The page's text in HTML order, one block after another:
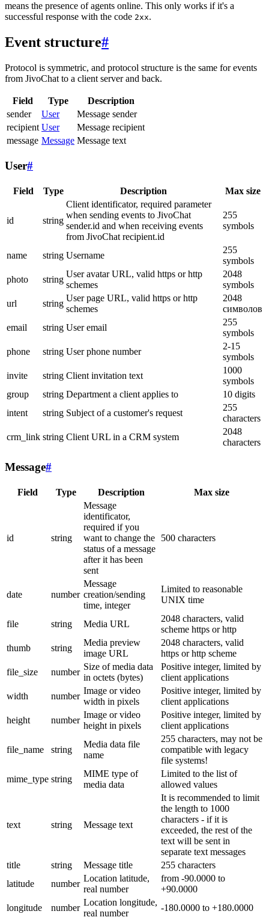
means the presence of agents online. This only works if it's a
successful response with the code 2xx.
Event structure#
Protocol is symmetric, and protocol structure is the same for events
from JivoChat to a client server and back.
Field Type
Description
sender
User
Message sender
recipient User
Message recipient
message Message Message text
User#
Field Type Description Max size
id string
Client identificator, required parameter
when sending events to JivoChat
sender.id and when receiving events
from JivoChat recipient.id
255
symbols
name string Username
255
symbols
photo
string
User avatar URL, valid https or http
schemes
2048
symbols
url
string
User page URL, valid https or http
schemes
2048
символов
email
string User email
255
symbols
phone
string User phone number
2-15
symbols
invite
string Client invitation text
1000
symbols
group
string Department a client applies to
10 digits
intent
string Subject of a customer's request
255
characters
crm_link string Client URL in a CRM system
2048
characters
Message#
Field Type Description Max size
id string
Message
identificator,
required if you
want to change the
status of a message
after it has been
sent
500 characters
date number
Message
creation/sending
time, integer
Limited to reasonable
UNIX time
file string Media URL
2048 characters, valid
scheme https or http
thumb
string
Media preview
image URL
2048 characters, valid
https or http scheme
file_size
number
Size of media data
in octets (bytes)
Positive integer, limited by
client applications
width
number
Image or video
width in pixels
Positive integer, limited by
client applications
height
number
Image or video
height in pixels
Positive integer, limited by
client applications
file_name string
Media data file
name
255 characters, may not be
compatible with legacy
file systems!
mime_type string
MIME type of
media data
Limited to the list of
allowed values
text string Message text
It is recommended to limit
the length to 1000
characters - if it is
exceeded, the rest of the
text will be sent in
separate text messages
title
string Message title
255 characters
latitude
number
Location latitude,
real number
from -90.0000 to
+90.0000
longitude
number
Location longitude,
real number
-180.0000 to +180.0000